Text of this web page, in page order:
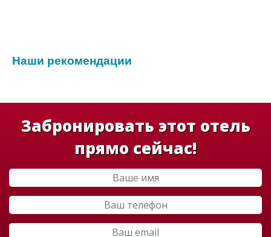
Наши рекомендации
Забронировать этот отель
прямо сейчас!